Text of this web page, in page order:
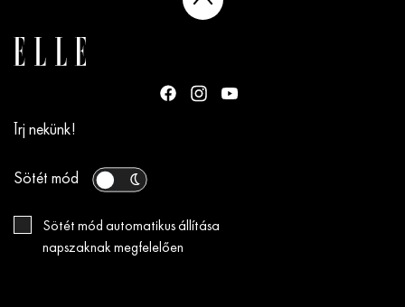
Írj nekünk!
Sötét mód
Sötét mód automatikus állítása
napszaknak megfelelően